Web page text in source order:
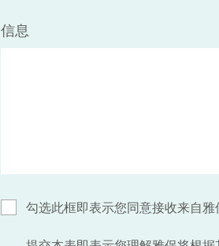
信息
勾选此框即表示您同意接收来自雅